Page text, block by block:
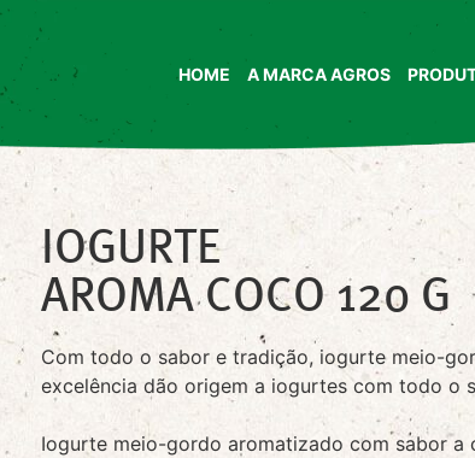
HOME A MARCA AGROS
IOGURTE
AROMA COCO 120 G
Com todo o sabor e tradição, iogurte meio-
excelência dão origem a iogurtes com todo o
Iogurte meio-gordo aromatizado com sabor a